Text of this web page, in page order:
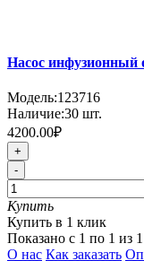
Насос инфузионный
Модель:123716
Наличие:30 шт.
4200.00₽
+
-
Купить
Купить в 1 клик
Показано с 1 по 1 из
О нас Как заказать